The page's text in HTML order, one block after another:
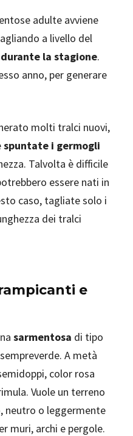
adulte avviene
a livello del
la stagione.
anno, per generare
molti tralci nuovi,
spuntate i germogli
Talvolta è difficile
essere nati in
caso, tagliate solo i
dei tralci
e
sarmentosa di tipo
A metà
color rosa
Vuole un terreno
neutro o leggermente
muri, archi e pergole.